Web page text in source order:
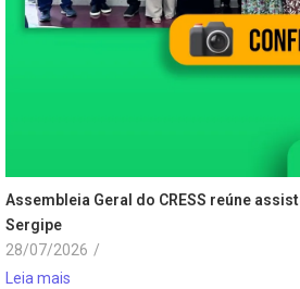
Assembleia Geral do CRESS reúne
Sergipe
28/07/2026 /
Leia mais